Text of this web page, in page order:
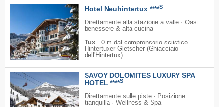
Hotel Neuhintertux ****S
Direttamente alla stazione a valle · Oasi
benessere & alta cucina
Tux · 0 m dal comprensorio sciistico
Hintertuxer Gletscher (Ghiacciaio
dell'Hintertux)
SAVOY DOLOMITES LUXURY SPA
HOTEL ****S
Direttamente sulle piste · Posizione
tranquilla · Wellness & Spa